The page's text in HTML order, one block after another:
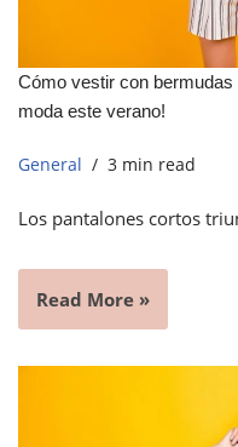
Cómo vestir con bermudas
moda este verano!
General 3 min read
Los pantalones cortos
Read More »